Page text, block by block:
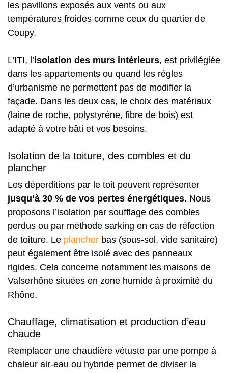
les pavillons exposés aux vents ou aux
températures froides comme ceux du quartier de
Coupy.
L’ITI, l’isolation des murs intérieurs, est privilégiée
dans les appartements ou quand les règles
d’urbanisme ne permettent pas de modifier la
façade. Dans les deux cas, le choix des matériaux
(laine de roche, polystyrène, fibre de bois) est
adapté à votre bâti et vos besoins.
Isolation de la toiture, des combles et du
plancher
Les déperditions par le toit peuvent représenter
jusqu’à 30 % de vos pertes énergétiques. Nous
proposons l’isolation par soufflage des combles
perdus ou par méthode sarking en cas de réfection
de toiture. Le plancher bas (sous-sol, vide sanitaire)
peut également être isolé avec des panneaux
rigides. Cela concerne notamment les maisons de
Valserhône situées en zone humide à proximité du
Rhône.
Chauffage, climatisation et production d’eau
chaude
Remplacer une chaudière vétuste par une pompe à
chaleur air-eau ou hybride permet de diviser la